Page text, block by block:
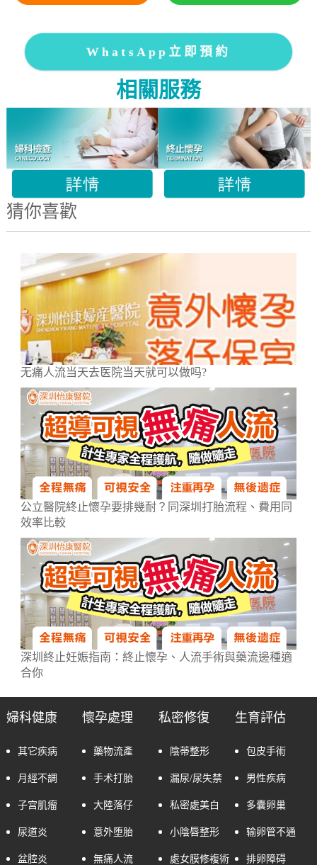
WhatsApp立即預約
相關服務
猜你喜歡
无痛人流当天去医院当天就可以做吗?
公立醫院終止懷孕要排幾耐？同深圳打胎流程、費用同
效率比較
深圳終止妊娠指南：終止懷孕、人流手術與藥流邊種適
合你
婦科健康
其它疾病
月經不調
子宫肌瘤
尿道炎
盆腔炎
懷孕處理
藥物流產
手术打胎
大陸落仔
意外堕胎
無痛人流
私密修復
陰蒂整形
漏尿/尿失禁
私密處美白
小陰唇整形
處女膜修複術
生育評估
包皮手術
男性疾病
多囊卵巢
输卵管不通
排卵障碍